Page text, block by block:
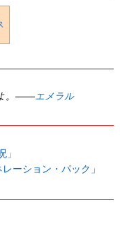
。――エメラル
」
ーション・パック」